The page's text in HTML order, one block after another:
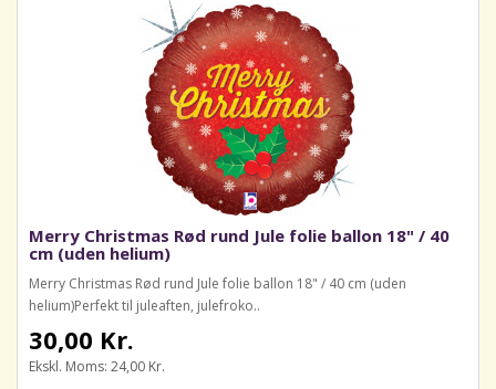
Merry Christmas Rød rund Jule folie ballon 18" / 40
cm (uden helium)
Merry Christmas Rød rund Jule folie ballon 18" / 40 cm (uden
helium)Perfekt til juleaften, julefroko..
30,00 Kr.
Ekskl. Moms: 24,00 Kr.